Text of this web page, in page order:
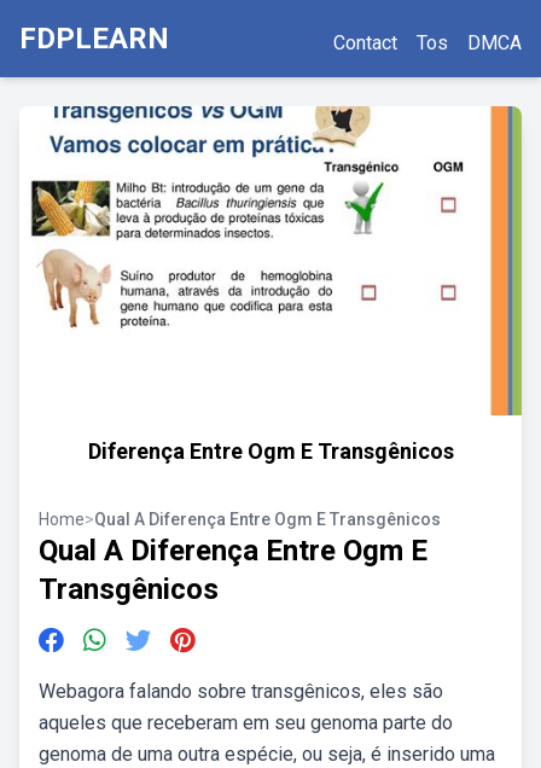
FDPLEARN Contact Tos DMCA
Diferença Entre Ogm E Transgênicos
Home>Qual A Diferença Entre Ogm E Transgênicos
Qual A Diferença Entre Ogm E
Transgênicos
Webagora falando sobre transgênicos, eles são
aqueles que receberam em seu genoma parte do
genoma de uma outra espécie, ou seja, é inserido uma